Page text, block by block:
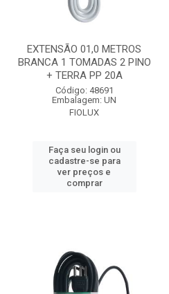
EXTENSÃO 01,0 METROS
BRANCA 1 TOMADAS 2 PINO
+ TERRA PP 20A
Código: 48691
Embalagem: UN
FIOLUX
Faça seu login ou
cadastre-se para
ver preços e
comprar